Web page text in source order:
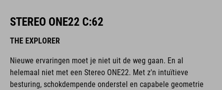
STEREO ONE22 C:62
THE EXPLORER
Nieuwe ervaringen moet je niet uit de weg gaan. En al
helemaal niet met een Stereo ONE22. Met z'n intuïtieve
besturing, schokdempende onderstel en capabele geometrie